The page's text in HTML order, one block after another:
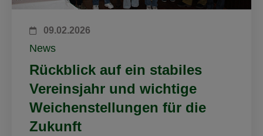
09.02.2026
News
Rückblick auf ein stabiles
Vereinsjahr und wichtige
Weichenstellungen für die
Zukunft